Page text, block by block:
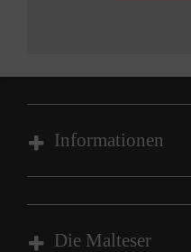
Informationen
Impressum
Datenschutz
Die Malteser